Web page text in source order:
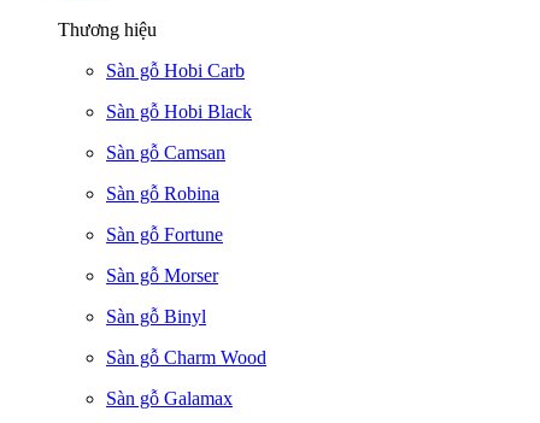
Thương hiệu
Sàn gỗ Hobi Carb
Sàn gỗ Hobi Black
Sàn gỗ Camsan
Sàn gỗ Robina
Sàn gỗ Fortune
Sàn gỗ Morser
Sàn gỗ Binyl
Sàn gỗ Charm Wood
Sàn gỗ Galamax